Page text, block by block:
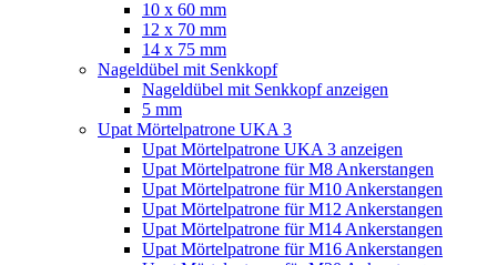
10 x 60 mm
12 x 70 mm
14 x 75 mm
Nageldübel mit Senkkopf
Nageldübel mit Senkkopf anzeigen
5 mm
Upat Mörtelpatrone UKA 3
Upat Mörtelpatrone UKA 3 anzeigen
Upat Mörtelpatrone für M8 Ankerstangen
Upat Mörtelpatrone für M10 Ankerstangen
Upat Mörtelpatrone für M12 Ankerstangen
Upat Mörtelpatrone für M14 Ankerstangen
Upat Mörtelpatrone für M16 Ankerstangen